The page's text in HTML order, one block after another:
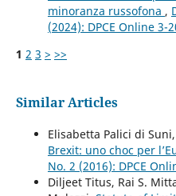
minoranza russofona ,
(2024): DPCE Online 3-
1 2 3 > >>
Similar Articles
Elisabetta Palici di Suni,
Brexit: uno choc per
No. 2 (2016): DPCE
Diljeet Titus, Rai S.